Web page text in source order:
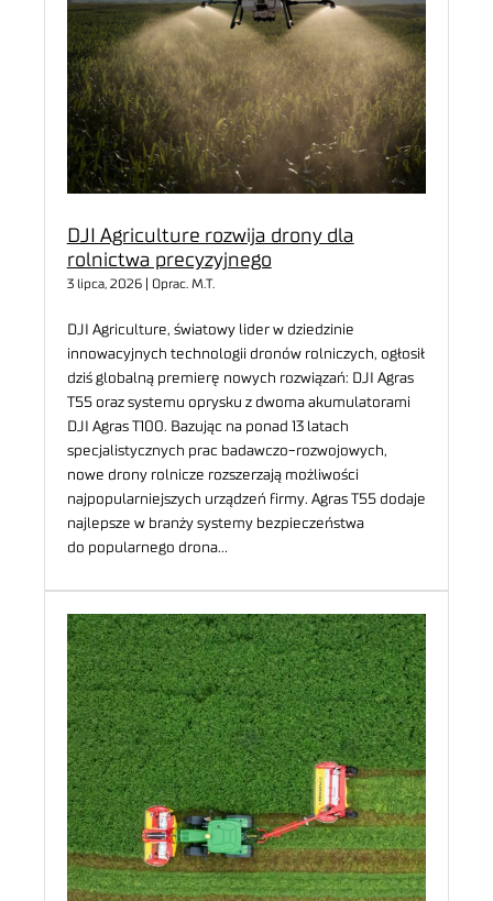
DJI Agriculture rozwija drony dla
rolnictwa precyzyjnego
3 lipca, 2026 | Oprac. M.T.
DJI Agriculture, światowy lider w dziedzinie
innowacyjnych technologii dronów rolniczych, ogłosił
dziś globalną premierę nowych rozwiązań: DJI Agras
T55 oraz systemu oprysku z dwoma akumulatorami
DJI Agras T100. Bazując na ponad 13 latach
specjalistycznych prac badawczo-rozwojowych,
nowe drony rolnicze rozszerzają możliwości
najpopularniejszych urządzeń firmy. Agras T55 dodaje
najlepsze w branży systemy bezpieczeństwa
do popularnego drona…